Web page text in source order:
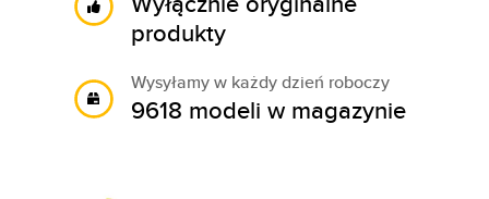
produkty
Wysyłamy w każdy dzień roboczy
9618 modeli w magazynie